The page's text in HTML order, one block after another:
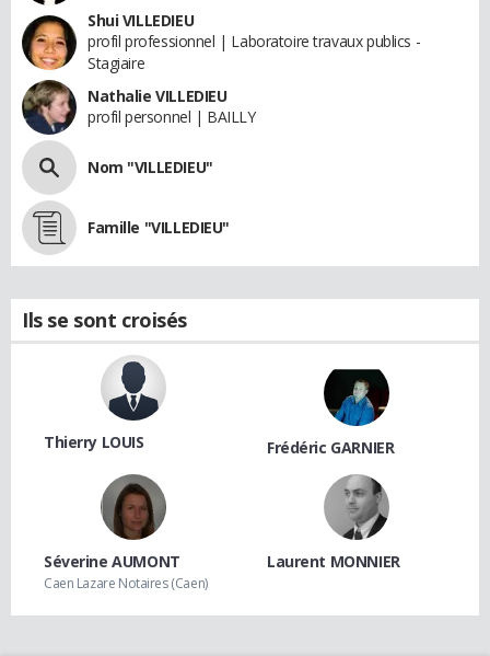
Shui VILLEDIEU
profil professionnel | Laboratoire travaux publics -
Stagiaire
Nathalie VILLEDIEU
profil personnel | BAILLY
Nom "VILLEDIEU"
Famille "VILLEDIEU"
Ils se sont croisés
Thierry LOUIS Frédéric GARNIER
Séverine AUMONT
Caen Lazare Notaires (Caen)
Laurent MONNIER